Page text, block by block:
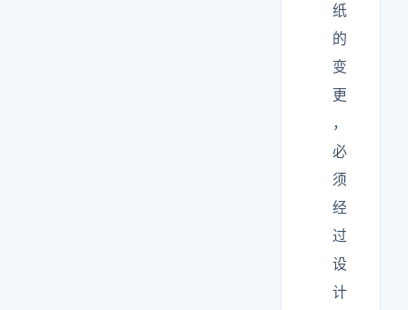
纸
的
变
更
，
必
须
经
过
设
计